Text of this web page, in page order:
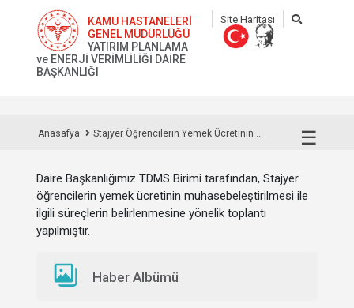
KAMU HASTANELERİ
GENEL MÜDÜRLÜĞÜ
YATIRIM PLANLAMA
ve ENERJİ VERİMLİLİĞİ DAİRE
BAŞKANLIĞI
Site Haritası
☰
Anasafya Stajyer Öğrencilerin Yemek Ücretinin ...
Daire Başkanlığımız TDMS Birimi tarafından, Stajyer
öğrencilerin yemek ücretinin muhasebeleştirilmesi ile
ilgili süreçlerin belirlenmesine yönelik toplantı
yapılmıştır.
Haber Albümü